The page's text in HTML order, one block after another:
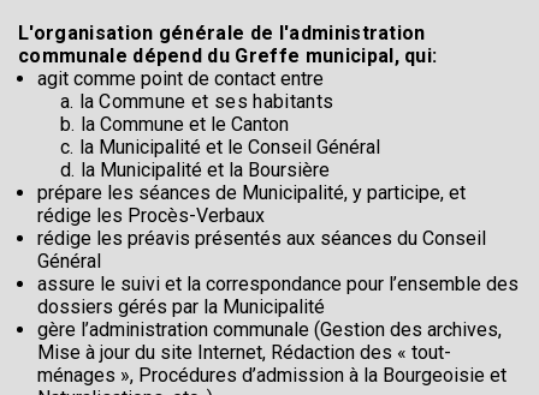
L'organisation générale de l'administration
communale dépend du Greffe municipal, qui:
agit comme point de contact entre
a. la Commune et ses habitants
b. la Commune et le Canton
c. la Municipalité et le Conseil Général
d. la Municipalité et la Boursière
prépare les séances de Municipalité, y participe, et
rédige les Procès-Verbaux
rédige les préavis présentés aux séances du Conseil
Général
assure le suivi et la correspondance pour l’ensemble des
dossiers gérés par la Municipalité
gère l’administration communale (Gestion des archives,
Mise à jour du site Internet, Rédaction des « tout-
ménages », Procédures d’admission à la Bourgeoisie et